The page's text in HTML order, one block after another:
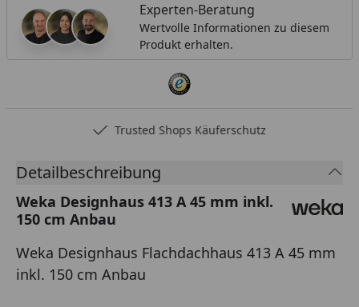
Experten-Beratung
Wertvolle Informationen zu diesem
Produkt erhalten.
Trusted Shops Käuferschutz
Detailbeschreibung
Weka Designhaus 413 A 45 mm inkl.
150 cm Anbau
Weka Designhaus Flachdachhaus 413 A 45 mm
inkl. 150 cm Anbau